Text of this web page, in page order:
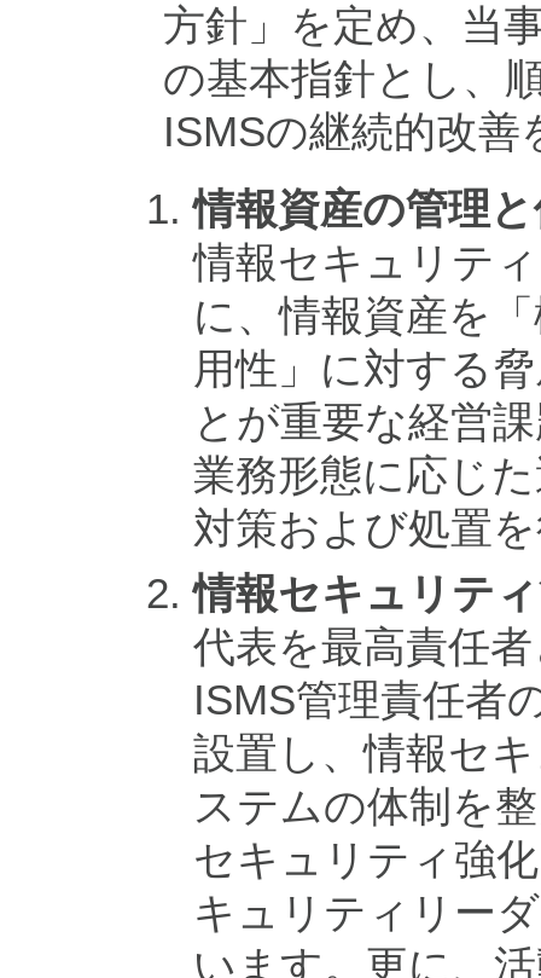
方針」を定め、当
の基本指針とし、
ISMSの継続的改
情報資産の管理
情報セキュリテ
に、情報資産を
用性」に対する
とが重要な経営
業務形態に応じ
対策および処置
情報セキュリテ
代表を最高責任
ISMS管理責任者
設置し、情報セ
ステムの体制を
セキュリティ強
キュリティリー
います。更に、